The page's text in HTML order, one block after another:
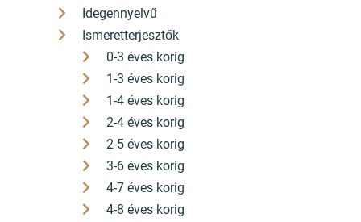
Idegennyelvű
Ismeretterjesztők
0-3 éves korig
1-3 éves korig
1-4 éves korig
2-4 éves korig
2-5 éves korig
3-6 éves korig
4-7 éves korig
4-8 éves korig